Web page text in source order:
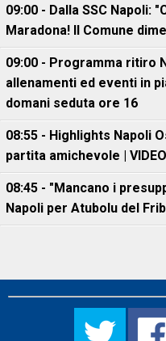
09:00 - Dalla SSC Napoli:
Maradona! Il Comune
09:00 - Programma ritiro
allenamenti ed eventi in
domani seduta ore 16
08:55 - Highlights Napoli
partita amichevole | VIDEO
08:45 - "Mancano i
Napoli per Atubolu del